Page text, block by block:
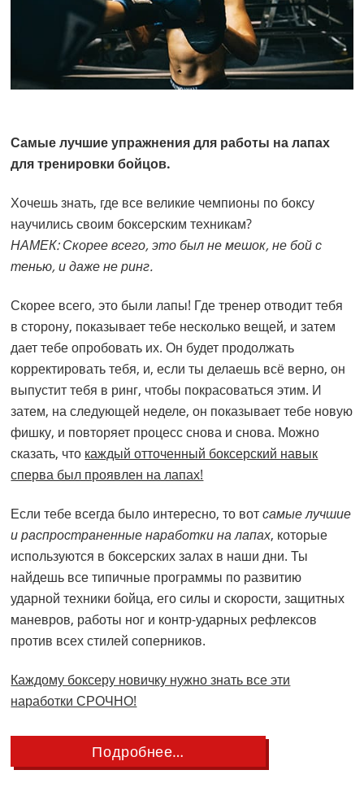
Самые лучшие упражнения для работы на лапах
для тренировки бойцов.
Хочешь знать, где все великие чемпионы по боксу
научились своим боксерским техникам?
НАМЕК: Скорее всего, это был не мешок, не бой с
тенью, и даже не ринг.
Скорее всего, это были лапы! Где тренер отводит тебя
в сторону, показывает тебе несколько вещей, и затем
дает тебе опробовать их. Он будет продолжать
корректировать тебя, и, если ты делаешь всё верно, он
выпустит тебя в ринг, чтобы покрасоваться этим. И
затем, на следующей неделе, он показывает тебе новую
фишку, и повторяет процесс снова и снова. Можно
сказать, что каждый отточенный боксерский навык
сперва был проявлен на лапах!
Если тебе всегда было интересно, то вотсамые лучшие
и распространенные наработки на лапах, которые
используются в боксерских залах в наши дни. Ты
найдешь все типичные программы по развитию
ударной техники бойца, его силы и скорости, защитных
маневров, работы ног и контр-ударных рефлексов
против всех стилей соперников.
Каждому боксеру новичку нужно знать все эти
наработки СРОЧНО!
Подробнее…
7